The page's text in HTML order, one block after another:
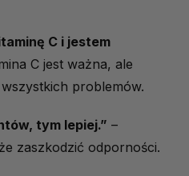
C i jestem
C jest ważna, ale
problemów.
tym lepiej.” –
zaszkodzić odporności.